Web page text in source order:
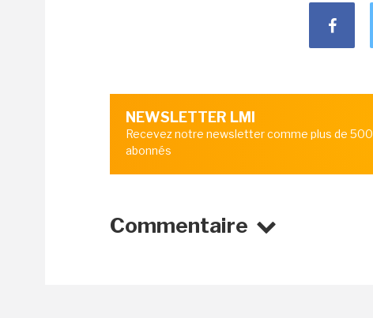
NEWSLETTER LMI
Recevez notre newsletter comme plus de
abonnés
Commentaire